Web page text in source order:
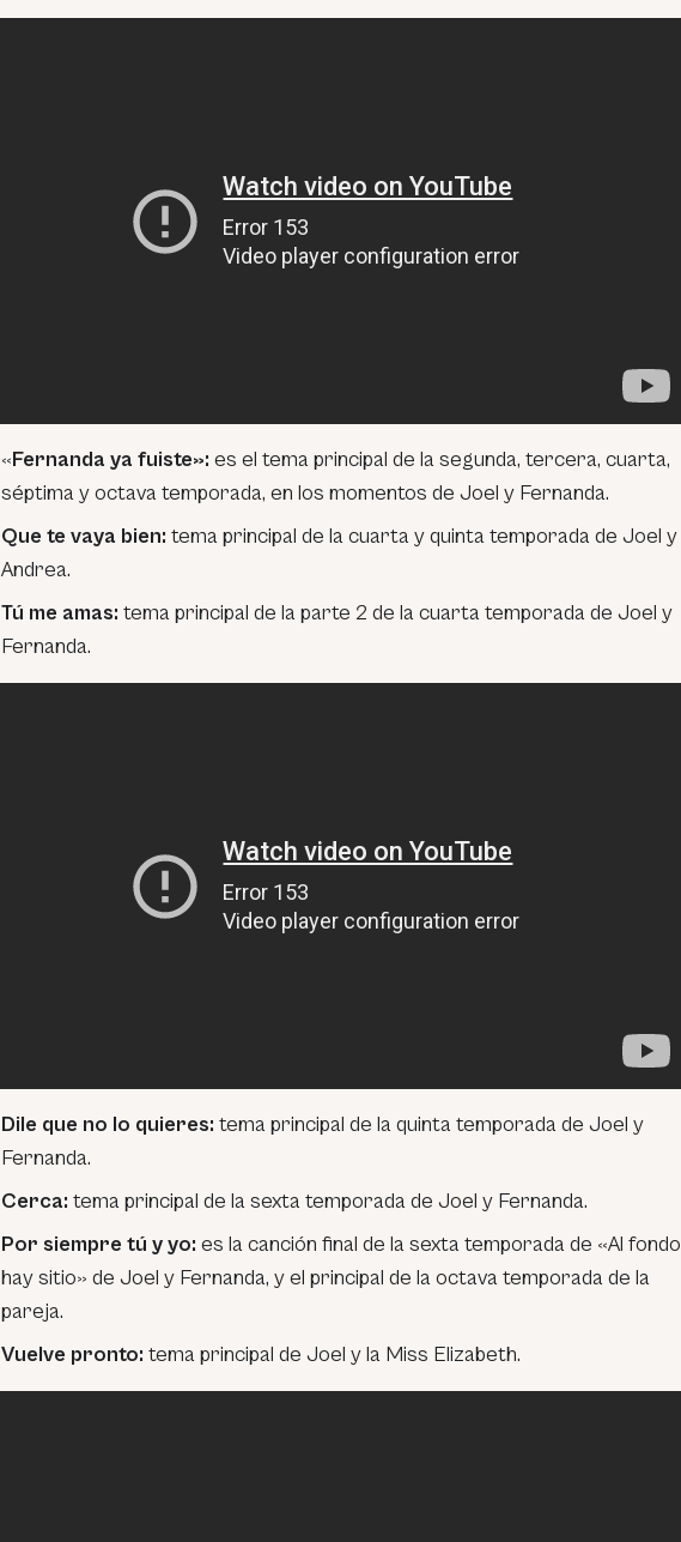
«Fernanda ya fuiste»: es el tema principal de la segunda, tercera, cuarta,
séptima y octava temporada, en los momentos de Joel y Fernanda.
Que te vaya bien: tema principal de la cuarta y quinta temporada de Joel y
Andrea.
Tú me amas: tema principal de la parte 2 de la cuarta temporada de Joel y
Fernanda.
Dile que no lo quieres: tema principal de la quinta temporada de Joel y
Fernanda.
Cerca: tema principal de la sexta temporada de Joel y Fernanda.
Por siempre tú y yo: es la canción final de la sexta temporada de «Al fondo
hay sitio» de Joel y Fernanda, y el principal de la octava temporada de la
pareja.
Vuelve pronto: tema principal de Joel y la Miss Elizabeth.